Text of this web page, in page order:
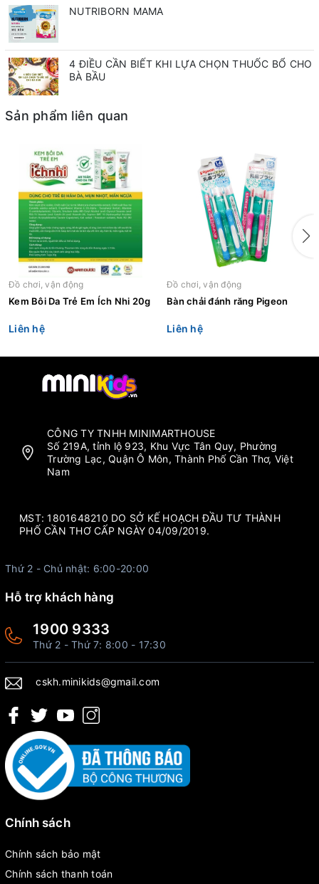
NUTRIBORN MAMA
4 ĐIỀU CẦN BIẾT KHI LỰA CHỌN THUỐC BỔ CHO
BÀ BẦU
Sản phẩm liên quan
Đồ chơi, vận động
Kem Bôi Da Trẻ Em Ích Nhi 20g
Liên hệ
Đồ chơi, vận động
Bàn chải đánh răng Pigeon
Liên hệ
CÔNG TY TNHH MINIMARTHOUSE
Số 219A, tỉnh lộ 923, Khu Vực Tân Quy, Phường
Trường Lạc, Quận Ô Môn, Thành Phố Cần Thơ, Việt
Nam
MST: 1801648210 DO SỞ KẾ HOẠCH ĐẦU TƯ THÀNH
PHỐ CẦN THƠ CẤP NGÀY 04/09/2019.
Thứ 2 - Chủ nhật: 6:00-20:00
Hỗ trợ khách hàng
1900 9333
Thứ 2 - Thứ 7: 8:00 - 17:30
cskh.minikids@gmail.com
Chính sách
Chính sách bảo mật
Chính sách thanh toán